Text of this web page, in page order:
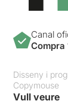
Canal
Compra
Disseny i
Copymouse
Vull veure